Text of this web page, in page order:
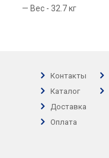
Вес - 32.7 кг
Контакты
Каталог
Доставка
Оплата